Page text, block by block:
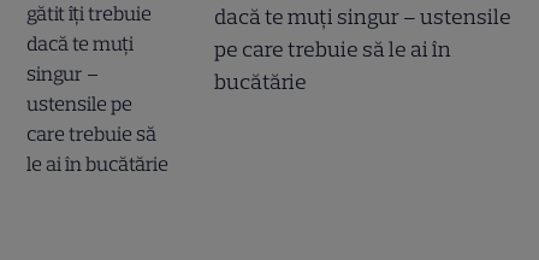
dacă te muți singur – ustensile
pe care trebuie să le ai în
bucătărie